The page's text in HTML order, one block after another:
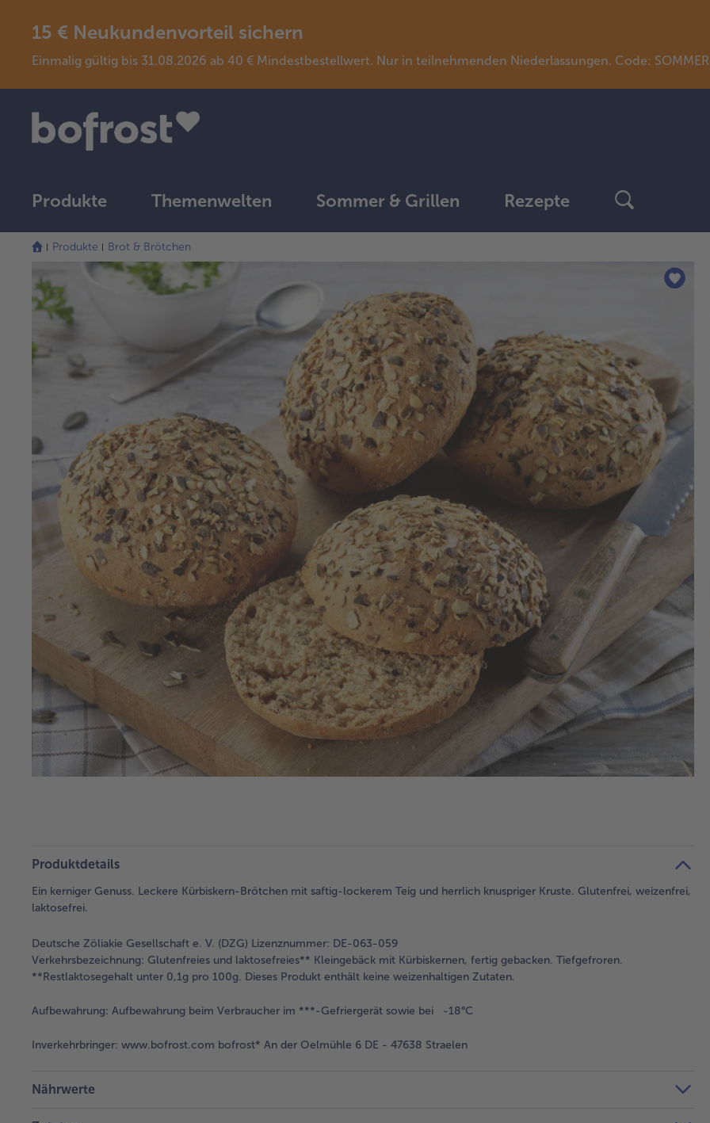
15 € Neukundenvorteil sichern
Einmalig gültig bis 31.08.2026 ab 40 € Mindestbestellwert. Nur in teilnehmenden Niederlassungen. Code:
Produkte Themenwelten Sommer & Grillen Rezepte
Produkte Brot & Brötchen
Produktdetails
Ein kerniger Genuss. Leckere Kürbiskern-Brötchen mit saftig-lockerem Teig und herrlich knuspriger Kruste. Glutenfrei, weizenfrei,
laktosefrei.
Deutsche Zöliakie Gesellschaft e. V. (DZG) Lizenznummer: DE-063-059
Verkehrsbezeichnung: Glutenfreies und laktosefreies** Kleingebäck mit Kürbiskernen, fertig gebacken. Tiefgefroren.
**Restlaktosegehalt unter 0,1g pro 100g. Dieses Produkt enthält keine weizenhaltigen Zutaten.
Aufbewahrung: Aufbewahrung beim Verbraucher im ***-Gefriergerät sowie bei -18°C
Inverkehrbringer: www.bofrost.com bofrost* An der Oelmühle 6 DE - 47638 Straelen
Nährwerte